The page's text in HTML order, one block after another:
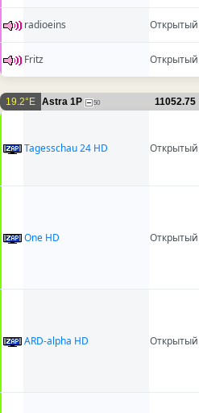
radioeins
Открытый
Fritz Открытый
19.2°E Astra 1P 50 11052.75
Tagesschau 24 HD Открытый
One HD Открытый
ARD-alpha HD Открытый